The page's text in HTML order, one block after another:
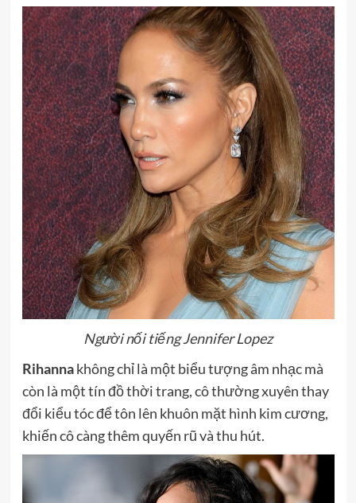
Người nối tiếng Jennifer Lopez
Rihannakhông chỉ là một biểu tượng âm nhạc mà
còn là một tín đồ thời trang, cô thường xuyên thay
đổi kiểu tóc để tôn lên khuôn mặt hình kim cương,
khiến cô càng thêm quyến rũ và thu hút.